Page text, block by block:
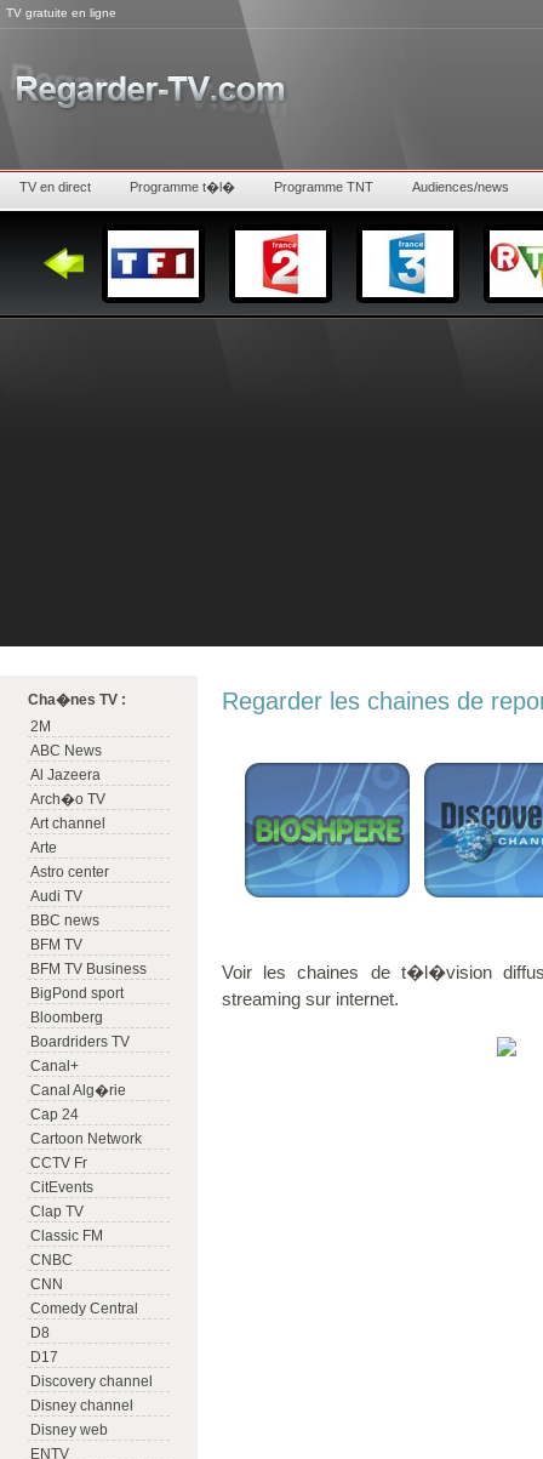
TV gratuite en ligne
TV en direct Programme t�l� Programme TNT Audiences/news
Cha�nes TV :
2M
ABC News
Al Jazeera
Arch�o TV
Art channel
Arte
Astro center
Audi TV
BBC news
BFM TV
BFM TV Business
BigPond sport
Bloomberg
Boardriders TV
Canal+
Canal Alg�rie
Cap 24
Cartoon Network
CCTV Fr
CitEvents
Clap TV
Classic FM
CNBC
CNN
Comedy Central
D8
D17
Discovery channel
Disney channel
Disney web
ENTV
Regarder les chaines de
Voir les chaines de t�l�vision
streaming sur internet.